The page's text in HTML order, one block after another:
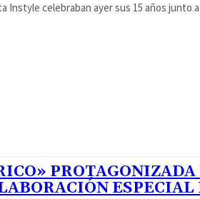
Instyle celebraban ayer sus 15 años junto